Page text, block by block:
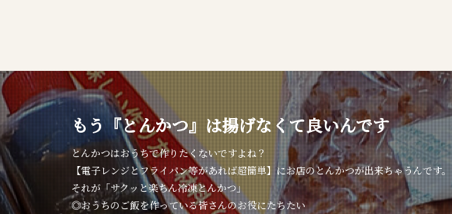
もう『とんかつ』は揚げなくて良いんです
とんかつはおうちで作りたくないですよね？
【電子レンジとフライパン等があれば超簡単】にお店のとんかつが出来ちゃうんです。
それが「サクッと楽ちん冷凍とんかつ」
◎おうちのご飯を作っている皆さんのお役にたちたい